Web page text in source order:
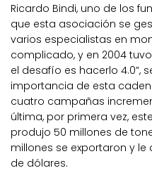
Ricardo Bindi, uno de los
que esta asociación se
varios especialistas en
complicado, y en 2004
el desafío es hacerlo 4.0”,
importancia de esta
cuatro campañas
última, por primera vez,
produjo 50 millones de
millones se exportaron y
de dólares.